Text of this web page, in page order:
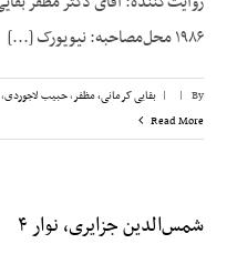
۱۹۸۶ محل‌مصاحبه: نیویورک [...]
By
|
| بقایی کرمانی، مظفر,حبیب لاجوردی,
Read More
شمس‌الدین جزایری، نوار ۴